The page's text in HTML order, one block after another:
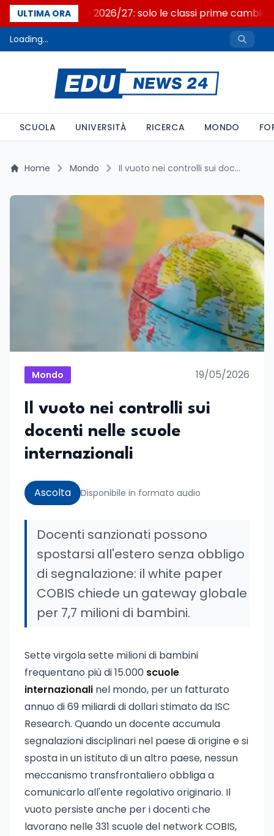
ULTIMA ORA
Nuovo curricolo 2026/27: solo le classi prime
Loading...
SCUOLA UNIVERSITÀ RICERCA MONDO
Home Mondo Il vuoto nei controlli sui docenti nelle scuole internazionali
Mondo 19/05/2026
Il vuoto nei controlli sui
docenti nelle scuole
internazionali
Ascolta Disponibile in formato audio
Docenti sanzionati possono
spostarsi all'estero senza obbligo
di segnalazione: il white paper
COBIS chiede un gateway globale
per 7,7 milioni di bambini.
Sette virgola sette milioni di bambini
frequentano più di 15.000 scuole
internazionali nel mondo, per un fatturato
annuo di 69 miliardi di dollari stimato da ISC
Research. Quando un docente accumula
segnalazioni disciplinari nel paese di origine e si
sposta in un istituto di un altro paese, nessun
meccanismo transfrontaliero obbliga a
comunicarlo all'ente regolativo originario. Il
vuoto persiste anche per i docenti che
lavorano nelle 331 scuole del network COBIS,